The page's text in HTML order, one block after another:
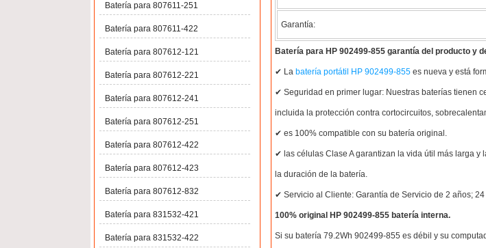
Garantía:
Batería para HP 902499-855 garantía del producto y
✔ La batería portátil HP 902499-855 es nueva y está
✔ Seguridad en primer lugar: Nuestras baterías tienen
incluida la protección contra cortocircuitos,
✔ es 100% compatible con su batería original.
✔ las células Clase A garantizan la vida útil más larga
la duración de la batería.
✔ Servicio al Cliente: Garantía de Servicio de 2 años;
100% original HP 902499-855 batería interna.
Si su batería 79.2Wh 902499-855 es débil y su
Batería para 807611-251
Batería para 807611-422
Batería para 807612-121
Batería para 807612-221
Batería para 807612-241
Batería para 807612-251
Batería para 807612-422
Batería para 807612-423
Batería para 807612-832
Batería para 831532-421
Batería para 831532-422